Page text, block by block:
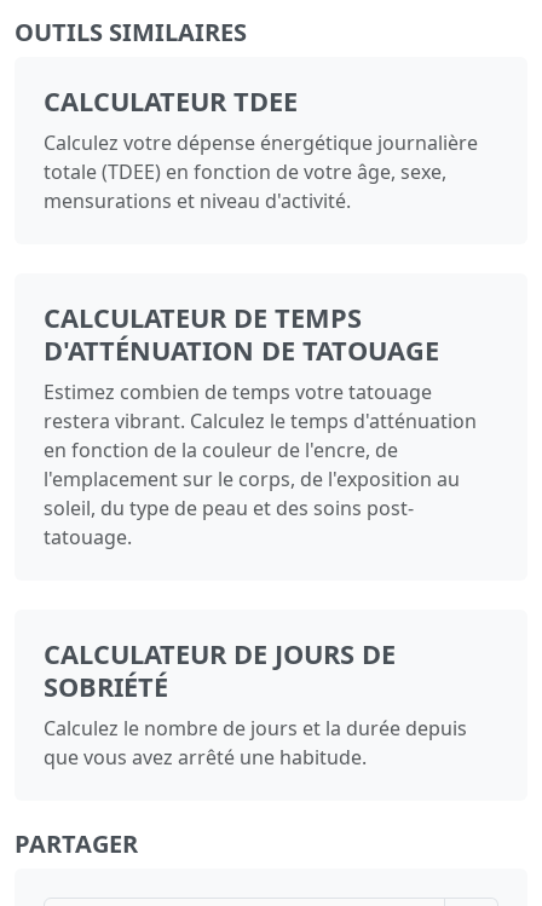
OUTILS SIMILAIRES
CALCULATEUR TDEE
Calculez votre dépense énergétique journalière
totale (TDEE) en fonction de votre âge, sexe,
mensurations et niveau d'activité.
CALCULATEUR DE TEMPS
D'ATTÉNUATION DE TATOUAGE
Estimez combien de temps votre tatouage
restera vibrant. Calculez le temps d'atténuation
en fonction de la couleur de l'encre, de
l'emplacement sur le corps, de l'exposition au
soleil, du type de peau et des soins post-
tatouage.
CALCULATEUR DE JOURS DE
SOBRIÉTÉ
Calculez le nombre de jours et la durée depuis
que vous avez arrêté une habitude.
PARTAGER